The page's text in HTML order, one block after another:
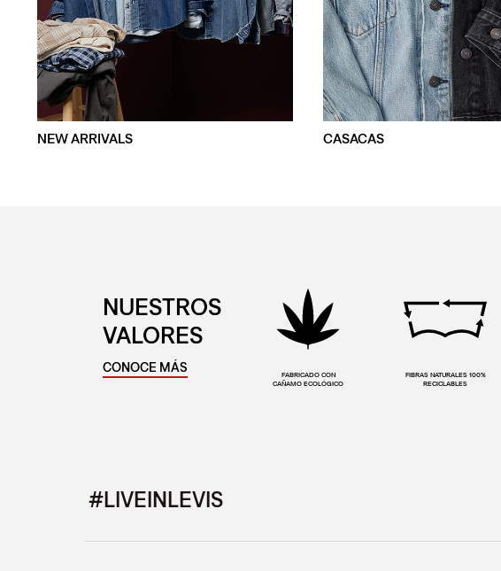
NEW ARRIVALS CASACAS
NUESTROS
VALORES
CONOCE MÁS
FABRICADO CON
CAÑAMO ECOLÓGICO
FIBRAS NATURALES 100%
RECICLABLES
#LIVEINLEVIS